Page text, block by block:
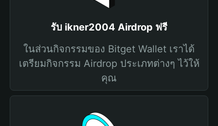
รับ ikner2004 Airdrop ฟรี
ในส่วนกิจกรรมของ Bitget Wallet เราได้
เตรียมกิจกรรม Airdrop ประเภทต่างๆ ไว้ให้
คุณ